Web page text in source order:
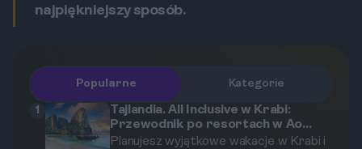
najpiękniejszy sposób.
Popularne Kategorie
1
Tajlandia. All Inclusive w Krabi:
Przewodnik po resortach w Ao
Nang i na Railay
Planujesz wyjątkowe wakacje w Krabi i